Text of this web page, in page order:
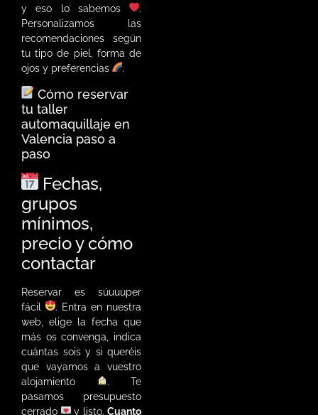
y eso lo sabemos
.
Personalizamos las
recomendaciones según
tu tipo de piel, forma de
ojos y preferencias
.
Cómo reservar
tu taller
automaquillaje en
Valencia paso a
paso
Fechas,
grupos
mínimos,
precio y cómo
contactar
Reservar es súuuuper
fácil
. Entra en nuestra
web, elige la fecha que
más os convenga, indica
cuántas sois y si queréis
que vayamos a vuestro
alojamiento
. Te
pasamos presupuesto
cerrado
y listo.Cuanto